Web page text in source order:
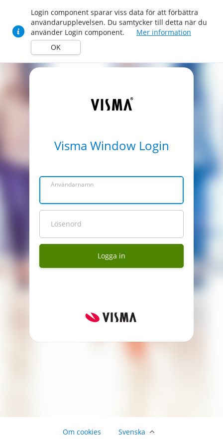
Login component sparar viss data för att förbättra
användarupplevelsen. Du samtycker till detta när du
använder Login component.
Mer information
OK
Visma Window Login
Användarnamn
Lösenord
Logga in
Om cookies Svenska